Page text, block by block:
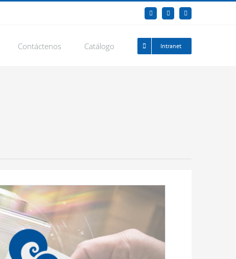
FacebookYouTubeLinkedIn
Contáctenos Catálogo Intranet